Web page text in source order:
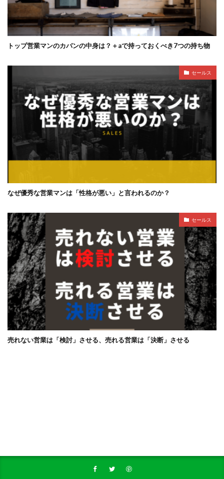
トップ営業マンのカバンの中身は？＋aで持っておくべき7つの持ち物
セールス
なぜ優秀な営業マンは「性格が悪い」と言われるのか？
セールス
売れない営業は「検討」させる、売れる営業は「決断」させる